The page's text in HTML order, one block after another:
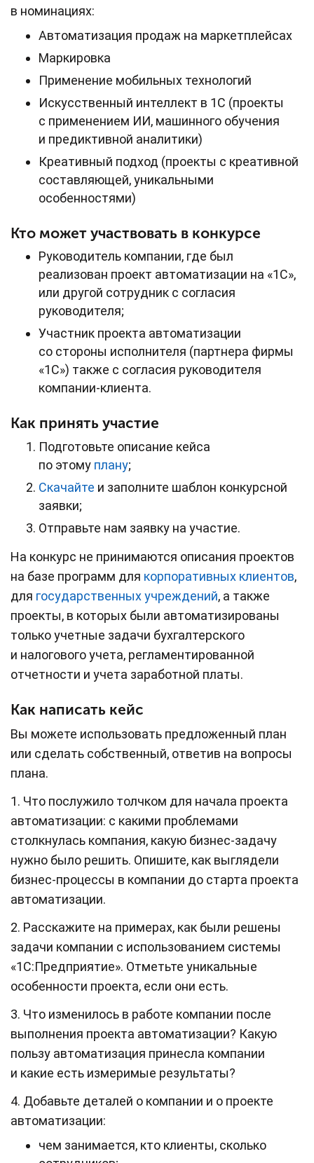
в номинациях:
Автоматизация продаж на маркетплейсах
Маркировка
Применение мобильных технологий
Искусственный интеллект в 1С (проекты
с применением ИИ, машинного обучения
и предиктивной аналитики)
Креативный подход (проекты с креативной
составляющей, уникальными
особенностями)
Кто может участвовать в конкурсе
Руководитель компании, где был
реализован проект автоматизации на «1С»,
или другой сотрудник с согласия
руководителя;
Участник проекта автоматизации
со стороны исполнителя (партнера фирмы
«1С») также с согласия руководителя
компании-клиента.
Как принять участие
Подготовьте описание кейса
по этому плану;
Скачайте и заполните шаблон конкурсной
заявки;
Отправьте нам заявку на участие.
На конкурс не принимаются описания проектов
на базе программ для корпоративных клиентов,
для государственных учреждений, а также
проекты, в которых были автоматизированы
только учетные задачи бухгалтерского
и налогового учета, регламентированной
отчетности и учета заработной платы.
Как написать кейс
Вы можете использовать предложенный план
или сделать собственный, ответив на вопросы
плана.
1. Что послужило толчком для начала проекта
автоматизации: с какими проблемами
столкнулась компания, какую бизнес-задачу
нужно было решить. Опишите, как выглядели
бизнес-процессы в компании до старта проекта
автоматизации.
2. Расскажите на примерах, как были решены
задачи компании с использованием системы
«1С:Предприятие». Отметьте уникальные
особенности проекта, если они есть.
3. Что изменилось в работе компании после
выполнения проекта автоматизации? Какую
пользу автоматизация принесла компании
и какие есть измеримые результаты?
4. Добавьте деталей о компании и о проекте
автоматизации:
чем занимается, кто клиенты, сколько